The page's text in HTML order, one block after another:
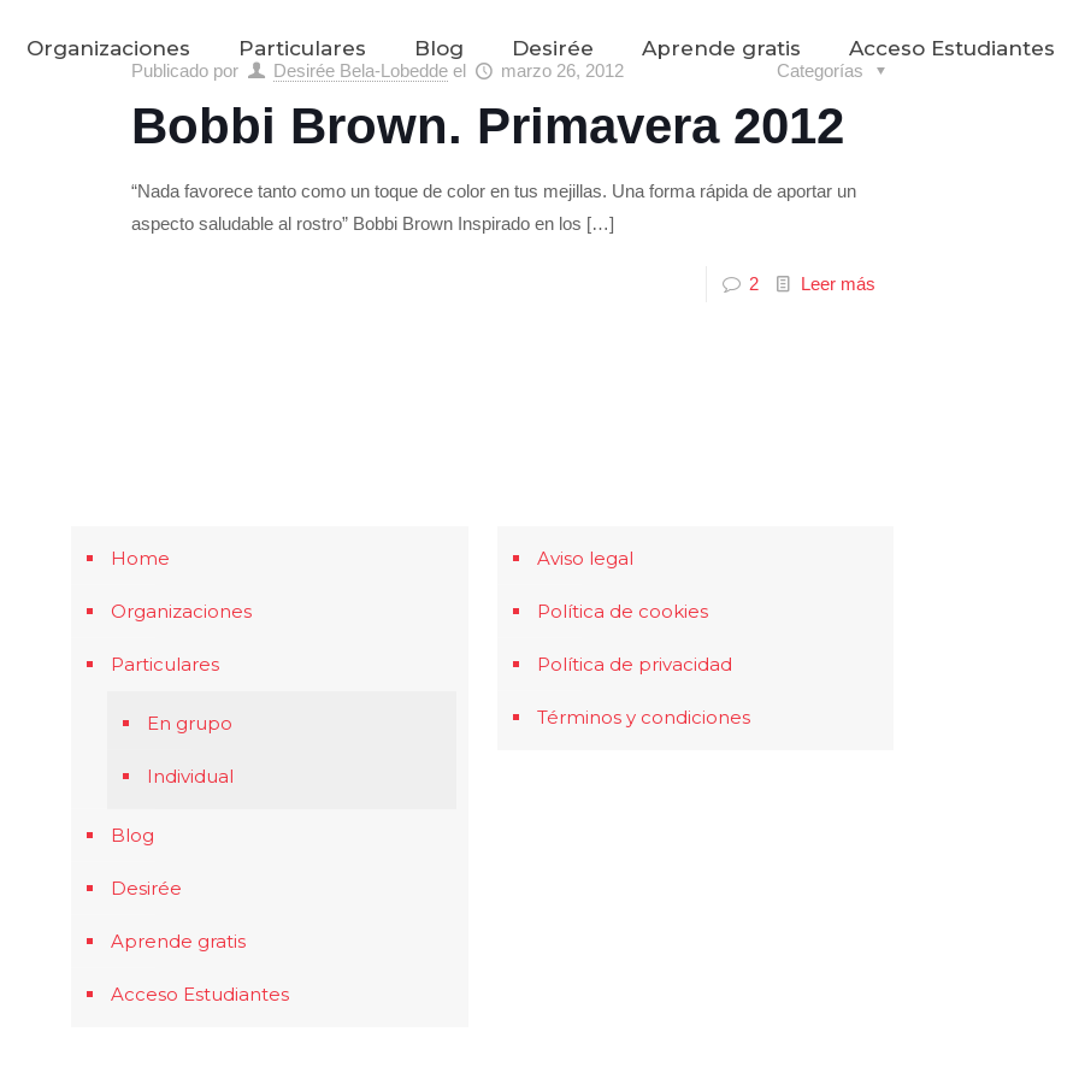
Organizaciones Particulares Blog Desirée Aprende gratis Acceso Estudiantes
Publicado por Desirée Bela-Lobedde el marzo 26, 2012 Categorías
Bobbi Brown. Primavera 2012
“Nada favorece tanto como un toque de color en tus mejillas. Una forma rápida de aportar un
aspecto saludable al rostro” Bobbi Brown Inspirado en los […]
2 Leer más
Home
Organizaciones
Particulares
En grupo
Individual
Blog
Desirée
Aprende gratis
Acceso Estudiantes
Aviso legal
Política de cookies
Política de privacidad
Términos y condiciones